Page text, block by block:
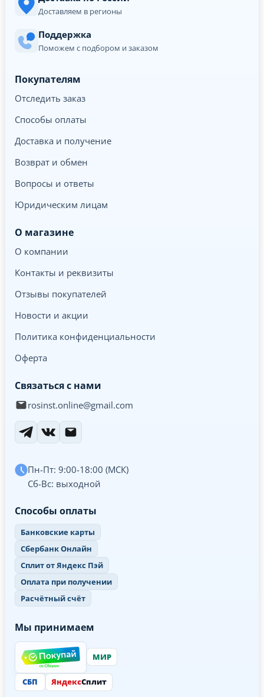
Доставляем в регионы
Поддержка
Поможем с подбором и заказом
Покупателям
Отследить заказ
Способы оплаты
Доставка и получение
Возврат и обмен
Вопросы и ответы
Юридическим лицам
О магазине
О компании
Контакты и реквизиты
Отзывы покупателей
Новости и акции
Политика конфиденциальности
Оферта
Связаться с нами
rosinst.online@gmail.com
Пн-Пт: 9:00-18:00 (МСК)
Сб-Вс: выходной
Способы оплаты
Банковские карты
Сбербанк Онлайн
Сплит от Яндекс Пэй
Оплата при получении
Расчётный счёт
Мы принимаем
МИР
СБП ЯндексСплит